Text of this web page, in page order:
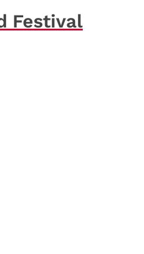
Festival